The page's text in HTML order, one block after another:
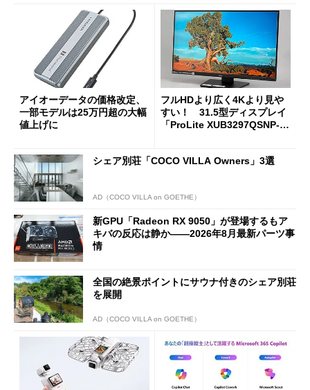
アイオーデータの価格改定、
一部モデルは25万円超の大幅
値上げに
フルHDより広く4Kより見や
すい！ 31.5型ディスプレイ
「ProLite XUB3297QSNP-B
シェア別荘「COCO VILLA Owners」3選
AD（COCO VILLA on GOETHE）
新GPU「Radeon RX 9050」が登場するもア
キバの反応は静か――2026年8月最新パーツ事
情
全国の絶景ポイントにサウナ付きのシェア別荘
を展開
AD（COCO VILLA on GOETHE）